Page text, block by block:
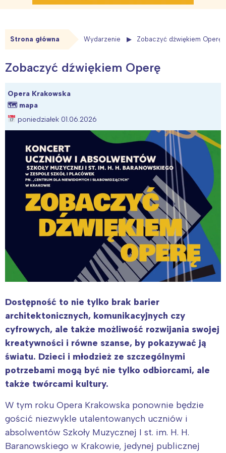
Strona główna Wydarzenie Zobaczyć dźwiękiem Operę
Zobaczyć dźwiękiem Operę
Opera Krakowska
🗺 mapa
poniedziałek 01.06.2026
Dostępność to nie tylko brak barier
architektonicznych, komunikacyjnych czy
cyfrowych, ale także możliwość rozwijania swojej
kreatywności i równe szanse, by pokazywać ją
światu. Dzieci i młodzież ze szczególnymi
potrzebami mogą być nie tylko odbiorcami, ale
także twórcami kultury.
W tym roku Opera Krakowska ponownie będzie
gościć niezwykle utalentowanych uczniów i
absolwentów Szkoły Muzycznej I st. im. H. H.
Baranowskiego w Krakowie, jedynej publicznej